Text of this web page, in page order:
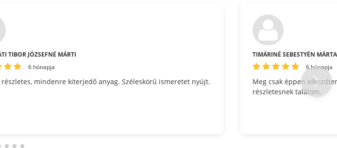
TIBOR JÓZSEFNÉ MÁRTI
6 hónapja
részletes, mindenre kiterjedő anyag. Széleskörű ismeretet nyújt.
TIMÁRINÉ SEBESTYÉN MÁRTA
6 hónapja
Meg csak éppen
részletesnek találom.